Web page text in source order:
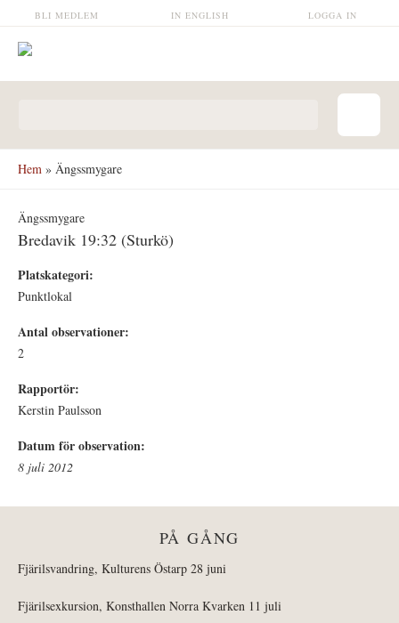
Hoppa till huvudinnehåll LOGGA IN
IN ENGLISH
BLI MEDLEM
Hem » Ängssmygare
Ängssmygare
Bredavik 19:32 (Sturkö)
Platskategori:
Punktlokal
Antal observationer:
2
Rapportör:
Kerstin Paulsson
Datum för observation:
8 juli 2012
PÅ GÅNG
Fjärilsvandring, Kulturens Östarp 28 juni
Fjärilsexkursion, Konsthallen Norra Kvarken 11 juli